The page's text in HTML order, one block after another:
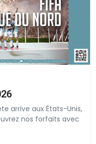
arrive aux États-Unis,
nos forfaits avec